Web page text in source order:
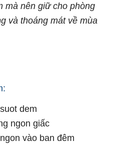
mà nên giữ cho phòng
và thoáng mát về mùa
dem
ngon giấc
vào ban đêm